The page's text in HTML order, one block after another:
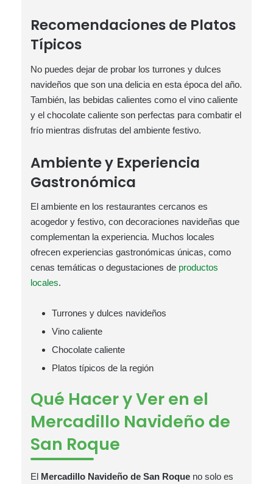
Recomendaciones de Platos
Típicos
No puedes dejar de probar los turrones y dulces
navideños que son una delicia en esta época del año.
También, las bebidas calientes como el vino caliente
y el chocolate caliente son perfectas para combatir el
frío mientras disfrutas del ambiente festivo.
Ambiente y Experiencia
Gastronómica
El ambiente en los restaurantes cercanos es
acogedor y festivo, con decoraciones navideñas que
complementan la experiencia. Muchos locales
ofrecen experiencias gastronómicas únicas, como
cenas temáticas o degustaciones de productos
locales.
Turrones y dulces navideños
Vino caliente
Chocolate caliente
Platos típicos de la región
Qué Hacer y Ver en el
Mercadillo Navideño de
San Roque
El Mercadillo Navideño de San Roque no solo es